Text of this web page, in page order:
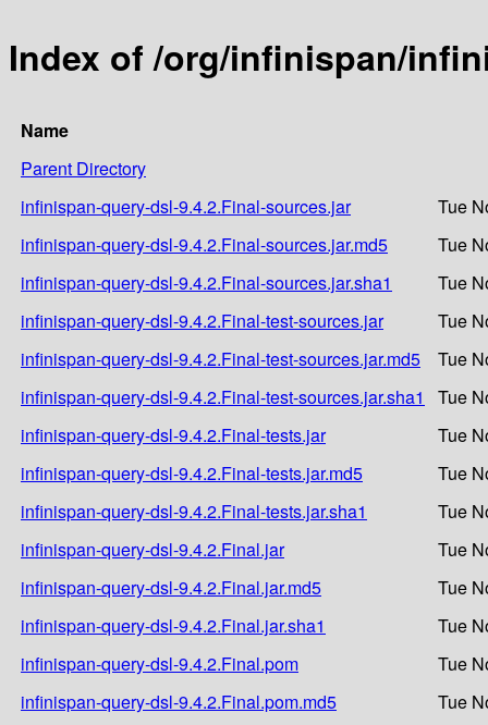
Index of /org/infinispan/
Name
Parent Directory
infinispan-query-dsl-9.4.2.Final-sources.jar
Tue
infinispan-query-dsl-9.4.2.Final-sources.jar.md5
Tue
infinispan-query-dsl-9.4.2.Final-sources.jar.sha1
Tue
infinispan-query-dsl-9.4.2.Final-test-sources.jar
Tue
infinispan-query-dsl-9.4.2.Final-test-sources.jar.md5
Tue
infinispan-query-dsl-9.4.2.Final-test-sources.jar.sha1
Tue
infinispan-query-dsl-9.4.2.Final-tests.jar
Tue
infinispan-query-dsl-9.4.2.Final-tests.jar.md5
Tue
infinispan-query-dsl-9.4.2.Final-tests.jar.sha1
Tue
infinispan-query-dsl-9.4.2.Final.jar
Tue
infinispan-query-dsl-9.4.2.Final.jar.md5
Tue
infinispan-query-dsl-9.4.2.Final.jar.sha1
Tue
infinispan-query-dsl-9.4.2.Final.pom
Tue
infinispan-query-dsl-9.4.2.Final.pom.md5
Tue